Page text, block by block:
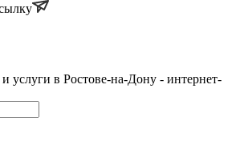
услуги в Ростове-на-Дону - интернет-